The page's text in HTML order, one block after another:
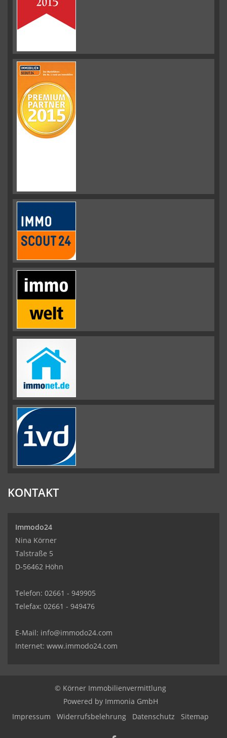
KONTAKT
Immodo24
Nina Körner
Talstraße 5
D-56462 Höhn
Telefon: 02661 - 949905
Telefax: 02661 - 949476
E-Mail: info@immodo24.com
Internet: www.immodo24.com
© Körner Immobilienvermittlung
Powered by Immonia GmbH
Impressum
Widerrufsbelehrung Datenschutz Sitemap